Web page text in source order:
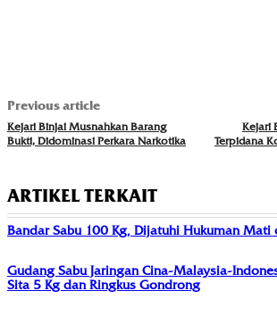
Previous article
Kejari Binjai Musnahkan Barang
Bukti, Didominasi Perkara Narkotika
Kejari
Terpidana
ARTIKEL TERKAIT
Bandar Sabu 100 Kg, Dijatuhi Hukuman
Gudang Sabu Jaringan Cina-Malaysia-
Sita 5 Kg dan Ringkus Gondrong